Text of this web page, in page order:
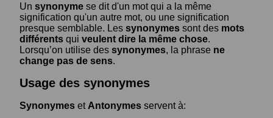
Un synonyme se dit d'un mot qui a la même
signification qu'un autre mot, ou une signification
presque semblable. Les synonymes sont des mots
différents qui veulent dire la même chose.
Lorsqu’on utilise des synonymes, la phrase ne
change pas de sens.
Usage des synonymes
Synonymes et Antonymes servent à: